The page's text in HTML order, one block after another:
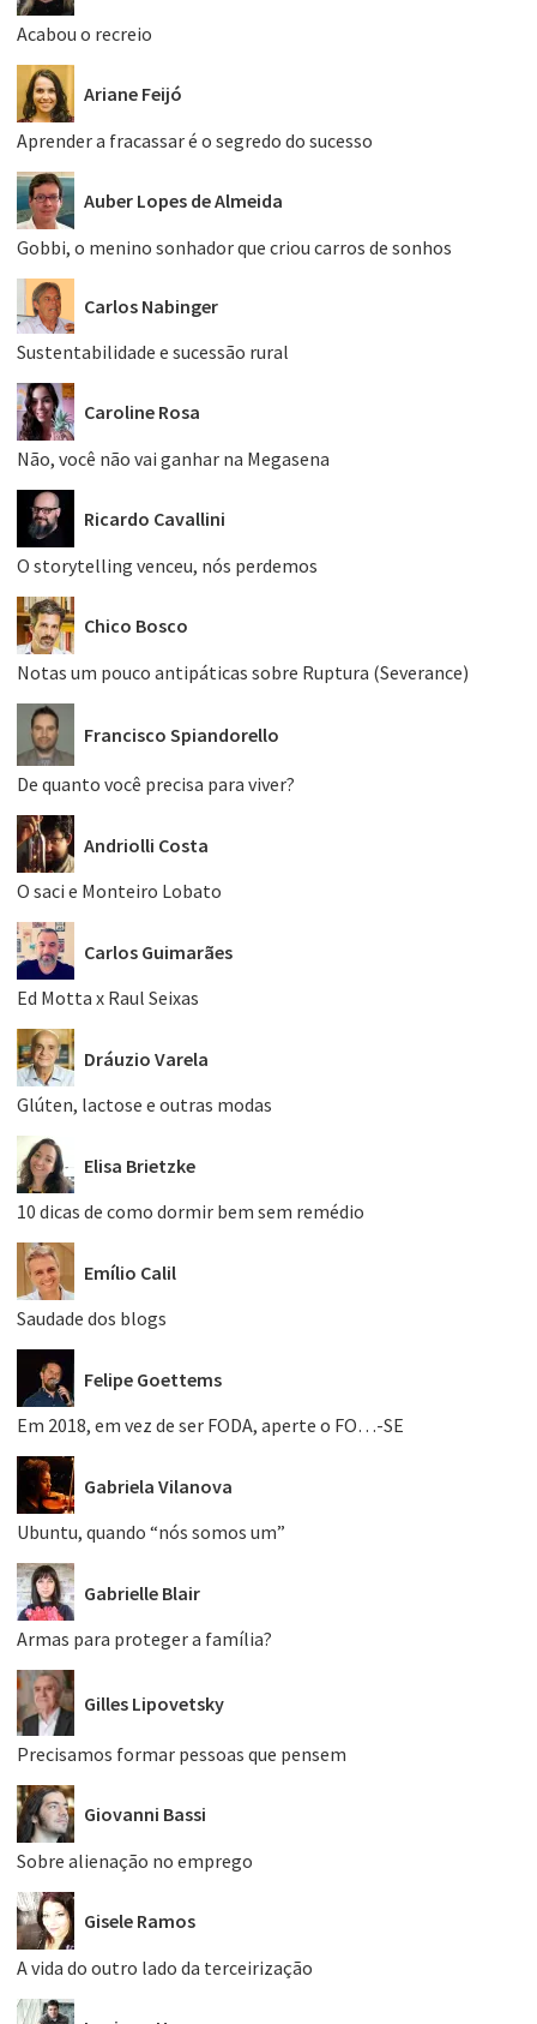
Acabou o recreio
Ariane Feijó
Aprender a fracassar é o segredo do sucesso
Auber Lopes de Almeida
Gobbi, o menino sonhador que criou carros de sonhos
Carlos Nabinger
Sustentabilidade e sucessão rural
Caroline Rosa
Não, você não vai ganhar na Megasena
Ricardo Cavallini
O storytelling venceu, nós perdemos
Chico Bosco
Notas um pouco antipáticas sobre Ruptura (Severance)
Francisco Spiandorello
De quanto você precisa para viver?
Andriolli Costa
O saci e Monteiro Lobato
Carlos Guimarães
Ed Motta x Raul Seixas
Dráuzio Varela
Glúten, lactose e outras modas
Elisa Brietzke
10 dicas de como dormir bem sem remédio
Emílio Calil
Saudade dos blogs
Felipe Goettems
Em 2018, em vez de ser FODA, aperte o FO…-SE
Gabriela Vilanova
Ubuntu, quando “nós somos um”
Gabrielle Blair
Armas para proteger a família?
Gilles Lipovetsky
Precisamos formar pessoas que pensem
Giovanni Bassi
Sobre alienação no emprego
Gisele Ramos
A vida do outro lado da terceirização